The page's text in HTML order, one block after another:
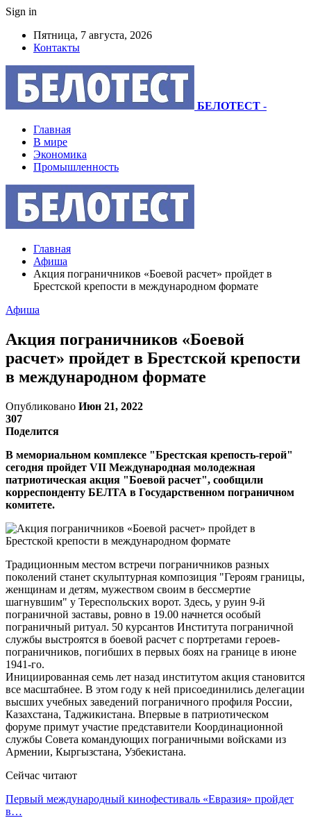
Sign in
Пятница, 7 августа, 2026
Контакты
БЕЛОТЕСТ -
Главная
В мире
Экономика
Промышленность
Главная
Афиша
Акция пограничников «Боевой расчет» пройдет в
Брестской крепости в международном формате
Афиша
Акция пограничников «Боевой
расчет» пройдет в Брестской крепости
в международном формате
Опубликовано Июн 21, 2022
307
Поделится
В мемориальном комплексе "Брестская крепость-герой"
сегодня пройдет VII Международная молодежная
патриотическая акция "Боевой расчет", сообщили
корреспонденту БЕЛТА в Государственном пограничном
комитете.
Традиционным местом встречи пограничников разных
поколений станет скульптурная композиция "Героям границы,
женщинам и детям, мужеством своим в бессмертие
шагнувшим" у Тереспольских ворот. Здесь, у руин 9-й
пограничной заставы, ровно в 19.00 начнется особый
пограничный ритуал. 50 курсантов Института пограничной
службы выстроятся в боевой расчет с портретами героев-
пограничников, погибших в первых боях на границе в июне
1941-го.
Инициированная семь лет назад институтом акция становится
все масштабнее. В этом году к ней присоединились делегации
высших учебных заведений пограничного профиля России,
Казахстана, Таджикистана. Впервые в патриотическом
форуме примут участие представители Координационной
службы Совета командующих пограничными войсками из
Армении, Кыргызстана, Узбекистана.
Сейчас читают
Первый международный кинофестиваль «Евразия» пройдет
в…